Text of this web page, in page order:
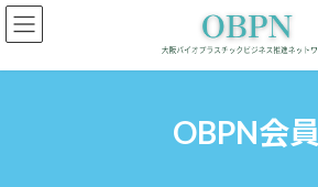
コ
ン
ン
ナ
ビ
ー
OBPN会員